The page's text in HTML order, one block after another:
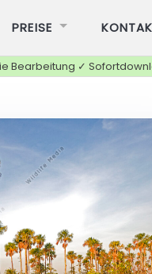
PREISE
Bearbeitung ✓